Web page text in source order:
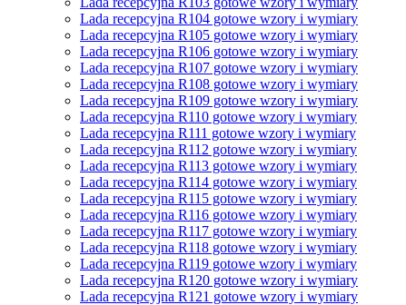
Lada recepcyjna R104 gotowe wzory i wymiary
Lada recepcyjna R105 gotowe wzory i wymiary
Lada recepcyjna R106 gotowe wzory i wymiary
Lada recepcyjna R107 gotowe wzory i wymiary
Lada recepcyjna R108 gotowe wzory i wymiary
Lada recepcyjna R109 gotowe wzory i wymiary
Lada recepcyjna R110 gotowe wzory i wymiary
Lada recepcyjna R111 gotowe wzory i wymiary
Lada recepcyjna R112 gotowe wzory i wymiary
Lada recepcyjna R113 gotowe wzory i wymiary
Lada recepcyjna R114 gotowe wzory i wymiary
Lada recepcyjna R115 gotowe wzory i wymiary
Lada recepcyjna R116 gotowe wzory i wymiary
Lada recepcyjna R117 gotowe wzory i wymiary
Lada recepcyjna R118 gotowe wzory i wymiary
Lada recepcyjna R119 gotowe wzory i wymiary
Lada recepcyjna R120 gotowe wzory i wymiary
Lada recepcyjna R121 gotowe wzory i wymiary